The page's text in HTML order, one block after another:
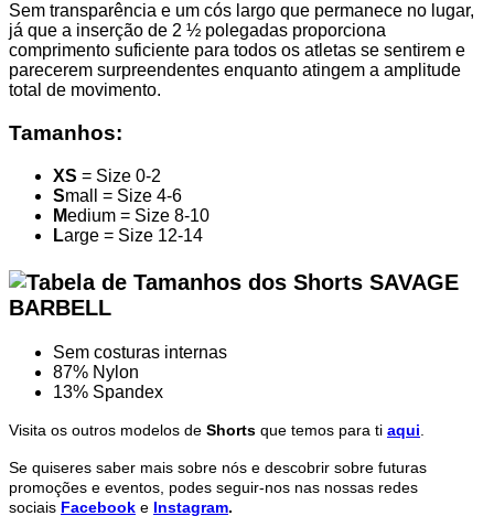
Sem transparência e um cós largo que permanece no lugar,
já que a inserção de 2 ½ polegadas proporciona
comprimento suficiente para todos os atletas se sentirem e
parecerem surpreendentes enquanto atingem a amplitude
total de movimento.
Tamanhos:
XS = Size 0-2
Small = Size 4-6
Medium = Size 8-10
Large = Size 12-14
Sem costuras internas
87% Nylon
13% Spandex
Visita os outros modelos de Shorts que temos para ti aqui
Se quiseres saber mais sobre nós e descobrir sobre futuras
promoções e eventos, podes seguir-nos nas nossas redes
sociais Facebook e Instagram.